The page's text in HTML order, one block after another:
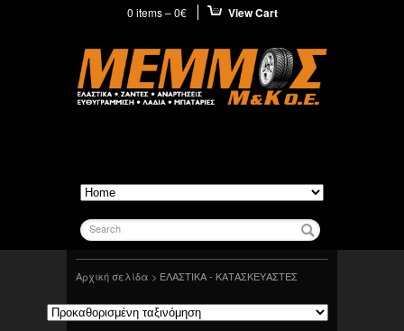
0 items –0€ View Cart
Search
Αρχική σελίδα > ΕΛΑΣΤΙΚΑ - ΚΑΤΑΣΚΕΥΑΣΤΕΣ
ΕΛΑΣΤΙΚΑ - ΚΑΤΑΣΚΕΥΑΣΤΕΣ